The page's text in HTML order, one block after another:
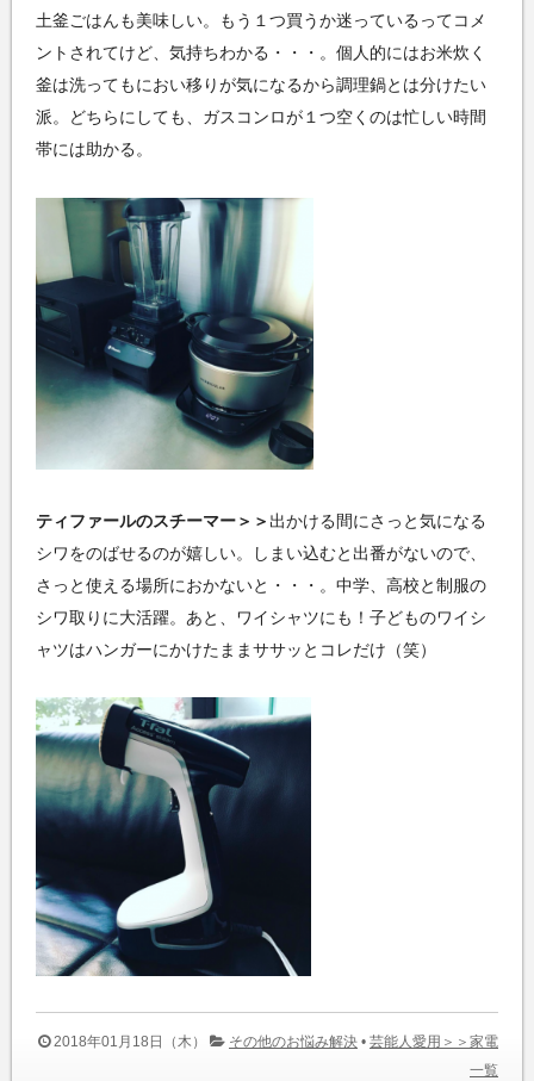
土釜ごはんも美味しい。もう１つ買うか迷っているってコメ
ントされてけど、気持ちわかる・・・。個人的にはお米炊く
釜は洗ってもにおい移りが気になるから調理鍋とは分けたい
派。どちらにしても、ガスコンロが１つ空くのは忙しい時間
帯には助かる。
ティファールのスチーマー＞＞ 出かける間にさっと気になる
シワをのばせるのが嬉しい。しまい込むと出番がないので、
さっと使える場所におかないと・・・。中学、高校と制服の
シワ取りに大活躍。あと、ワイシャツにも！子どものワイシ
ャツはハンガーにかけたままササッとコレだけ（笑）
2018年01月18日（木） その他のお悩み解決 • 芸能人愛用＞＞家電
一覧